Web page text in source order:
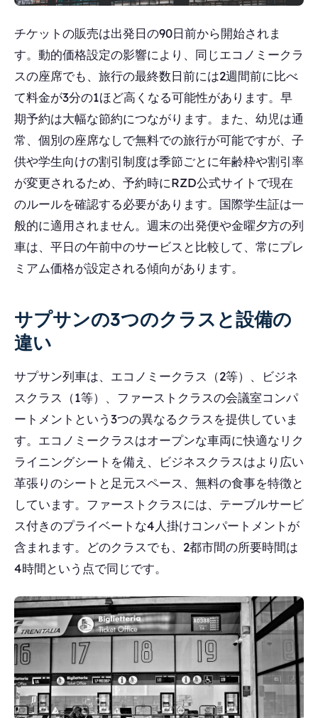
チケットの販売は出発日の90日前から開始されま
す。動的価格設定の影響により、同じエコノミークラ
スの座席でも、旅行の最終数日前には2週間前に比べ
て料金が3分の1ほど高くなる可能性があります。早
期予約は大幅な節約につながります。また、幼児は通
常、個別の座席なしで無料での旅行が可能ですが、子
供や学生向けの割引制度は季節ごとに年齢枠や割引率
が変更されるため、予約時にRZD公式サイトで現在
のルールを確認する必要があります。国際学生証は一
般的に適用されません。週末の出発便や金曜夕方の列
車は、平日の午前中のサービスと比較して、常にプレ
ミアム価格が設定される傾向があります。
サプサンの3つのクラスと設備の
違い
サプサン列車は、エコノミークラス（2等）、ビジネ
スクラス（1等）、ファーストクラスの会議室コンパ
ートメントという3つの異なるクラスを提供していま
す。エコノミークラスはオープンな車両に快適なリク
ライニングシートを備え、ビジネスクラスはより広い
革張りのシートと足元スペース、無料の食事を特徴と
しています。ファーストクラスには、テーブルサービ
ス付きのプライベートな4人掛けコンパートメントが
含まれます。どのクラスでも、2都市間の所要時間は
4時間という点で同じです。